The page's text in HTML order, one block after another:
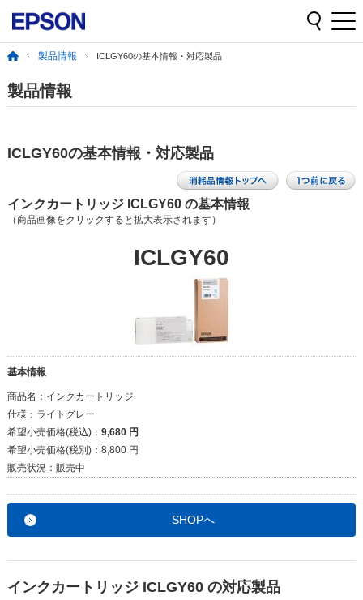
製品情報 ICLGY60の基本情報・対応製品
製品情報
ICLGY60の基本情報・対応製品
インクカートリッジ ICLGY60 の基本情報
（商品画像をクリックすると拡大表示されます）
ICLGY60
基本情報
商品名： インクカートリッジ
仕様： ライトグレー
希望小売価格(税込)： 9,680 円
希望小売価格(税別)： 8,800 円
販売状況： 販売中
SHOPへ
インクカートリッジ ICLGY60 の対応製品